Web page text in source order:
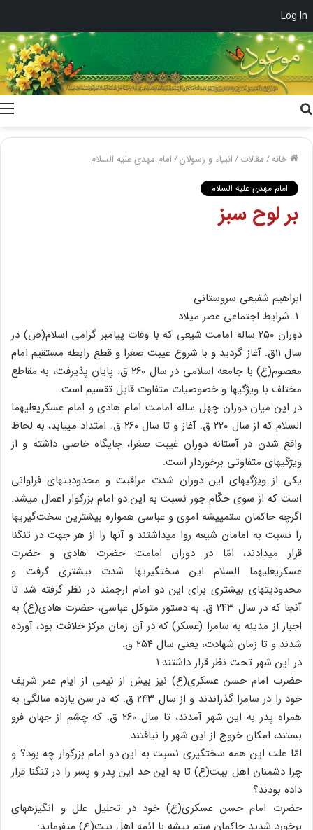
Log In
خانه/مقالات/انبیاء و رسولان/امام مهدی علیه السلام
امام مهدی علیه السلام
بر لوح سبز
ابراهیم شفیعی سروستانی
دوران ۲۵۰ ساله امامت شیعی که با وفات پیامبر گرامی اسلام‏(ص) در
سال ۱۱ق. آغاز گردید و با شروع غیبت صغرا و قطع رابطه مستقیم امام
معصوم(ع) با جامعه اسلامی در سال ۲۶۰ ق. پایان پذیرفت، به مقاطع
مختلف با ویژگی‏ها و خصوصیات متفاوت قابل تقسیم است.
در این میان دوران چهل ساله امامت امام هادی و امام عسکری‏علیهما
السلام که از سال ۲۲۰ ق. آغاز و تا سال ۲۶۰ ق. امتداد می‏یابد، به لحاظ
واقع شدن در آستانه دوران غیبت صغرا، جایگاه خاصی داشته و از
ویژگی‏های متفاوتی برخوردار است.
یکی از ویژگی‏های این دوران شدت مراقبت و محدودیت‏های فراوانی
است که از سوی حکّام جور نسبت به این دو امام بزرگوار اعمال می‏شد.
اگرچه حاکمان ستم‏پیشه اموی و عباسی همواره بیش‏ترین سخت‌گیری‏ها
را نسبت به امامان شیعه روا می‏داشتند و آنها را از هر جهت در تنگنا
قرار می‏دادند، امّا در دوران امامت حضرت هادی و حضرت
عسکری‏علیهما السلام این سختگیری‏ها شدت بیشتری گرفت و
محدودیت‏های بیشتری برای این دو امام ارجمند در نظر گرفته شد تا
آنجا که در سال ۲۴۳ ق. به دستور متوکل عباسی، حضرت هادی(ع) به
اجبار از مدینه به سامرا (عسکر) که در آن زمان مرکز خلافت بود، آورده
شدند و تا زمان شهادت، یعنی سال ۲۵۴ ق.
در این شهر تحت نظر قرار داشتند.۱
حضرت امام حسن عسکری(ع) نیز بیش از نیمی از ایام عمر شریف
خود را در سامرا گذراندند و از سال ۲۴۳ ق. که در سن یازده سالگی به
همراه پدر به این شهر آمدند، تا سال ۲۶۰ ق. که چشم از جهان فرو
بستند، امکان خروج از این شهر را نیافتند.
امّا علت این همه سختگیری نسبت به این دو امام بزرگوار چه بود؟ و
چرا دشمنان اهل بیت‏(ع) تا به این حد این پدر و پسر را در تنگنا قرار
داده بودند؟
حضرت امام حسن عسکری(ع) خود در تحلیل علل و انگیزه‏های
برخورد شدید حاکمان ستم پیشه با ائمه اهل بیت‏(ع) می‏فرماید: